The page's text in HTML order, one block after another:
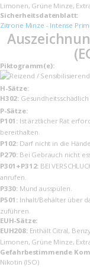
Limonen, Grüne Minze,
Sicherheits­datenblatt:
Zitrone Minze - Intense
Piktogramm(e):
H-Sätze:
H302:
P-Sätze:
P101: Ist ärztlicher Rat
bereithalten.
P102: Darf nicht in die
P270: Bei Gebrauch nicht
P301+P312: BEI
anrufen.
P330: Mund ausspülen.
P501: Inhalt/Behälter über
zuführen.
EUH-Sätze:
EUH208:Enthält Citral,
Limonen, Grüne Minze,
Gefahrbestimmende
Nikotin (ISO)